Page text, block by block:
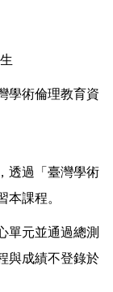
學術倫理教育資
透過「臺灣學術
本課程。
單元並通過總測
與成績不登錄於